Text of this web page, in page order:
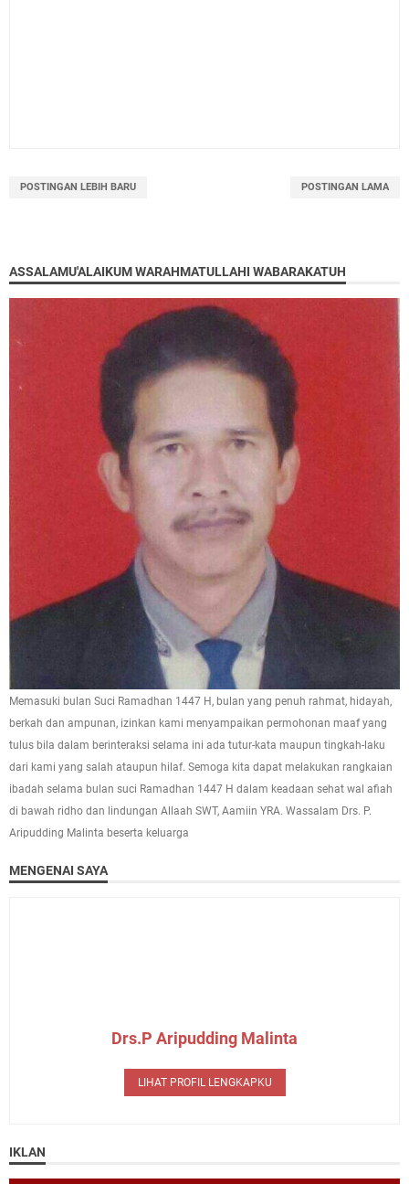
POSTINGAN LEBIH BARU POSTINGAN LAMA
ASSALAMU'ALAIKUM WARAHMATULLAHI WABARAKATUH
Memasuki bulan Suci Ramadhan 1447 H, bulan yang penuh rahmat, hidayah,
berkah dan ampunan, izinkan kami menyampaikan permohonan maaf yang
tulus bila dalam berinteraksi selama ini ada tutur-kata maupun tingkah-laku
dari kami yang salah ataupun hilaf. Semoga kita dapat melakukan rangkaian
ibadah selama bulan suci Ramadhan 1447 H dalam keadaan sehat wal afiah
di bawah ridho dan lindungan Allaah SWT, Aamiin YRA. Wassalam Drs. P.
Aripudding Malinta beserta keluarga
MENGENAI SAYA
Drs.P Aripudding Malinta
LIHAT PROFIL LENGKAPKU
IKLAN